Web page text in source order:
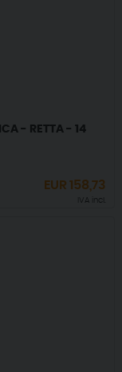
- RETTA - 14
EUR158,73
IVA incl.